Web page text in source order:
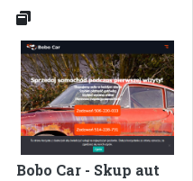
Bobo Car - Skup aut